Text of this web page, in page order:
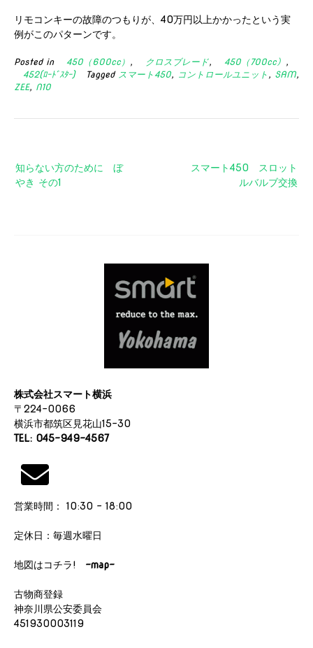
リモコンキーの故障のつもりが、40万円以上かかったという実
例がこのパターンです。
Posted in 450（600cc） , クロスブレード, 450（700cc） ,
452(ﾛｰﾄﾞｽﾀｰ)
Tagged スマート450, コントロールユニット , SAM,
ZEE, N10
稿
ナ
スマート450 スロット
ルバルブ交換
知らない方のために ぼ
やき その1
株式会社スマート横浜
〒224-0066
横浜市都筑区見花山15-30
TEL: 045-949-4567
営業時間： 10:30 - 18:00
定休日：毎週水曜日
地図はコチラ! -map-
古物商登録
神奈川県公安委員会
451930003119